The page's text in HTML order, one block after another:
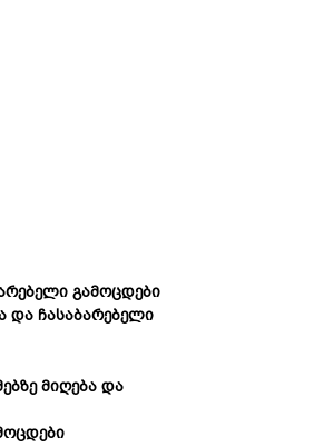
გამოცდები
და ჩასაბარებელი
მიღება და